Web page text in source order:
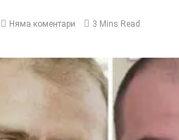
Няма коментари 3 Mins Read